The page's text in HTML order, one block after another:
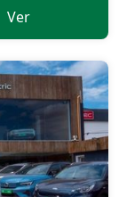
Ver